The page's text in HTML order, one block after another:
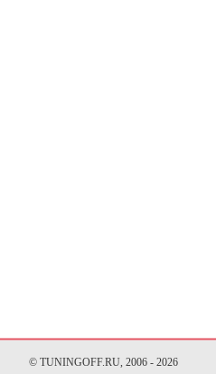
© TUNINGOFF.RU, 2006 - 2026